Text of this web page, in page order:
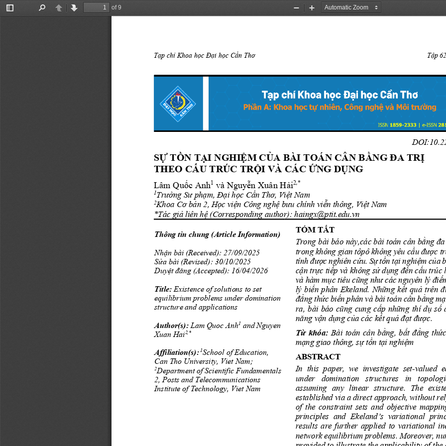
Toggle
PreviousNext
of 9
Zoom
Zoom
Tạp chí Khoa học Đ ạ
i học Cần Thơ Tập
DOI:
SỰ TỒN TẠI NGHIỆM CỦA BÀI TOÁN CÂN BẰNG ĐA TRỊ
THEO CẤU TRÚC TRỘI VÀ CÁC ỨNG DỤNG
Lâm Quốc Anh1 và Nguyễn Xuân Hải2 *
1Trư ờng Sư phạm, Đ ạ
i học Cần Thơ, Việt Nam
2Khoa Cơ bản 2, Học viện Công nghệ bưu chính viễn thông, Việt Nam
*Tác giả liên hệ (Corresponding author) : haingx@ptit.edu.vn
Thông tin chung (Article Information)
Nhận bài (Received): 27/09/2025
Sửa bài (Revised): 30/10/2025
Duyệt đăng (Accepted): 16/04/2026
Title: Existence of solutions to set
equilibrium problems under domination
structure and applications
Author(s): Lam Quoc Anh 1 and Nguyen
Xuan Hai2,*
Affiliation(s): 1School of Education,
Can Tho University, Viet Nam;
2Department of Scientific Fundamentals
2, Posts and Telecommunications
Institute of Technology, Viet Nam
TÓM TẮT
Trong bài báo này, các bài toán cân bằng
trong không gian tôpô không yêu cầu được
tính được nghiên cứu. Sự tồn tại nghiệm của
cận trực tiếp và không sử dụng đến cấu
và hàm mục tiêu cũng như các nguyên lý
lý biến phân Ekeland. Những kết quả trên
đẳng thức biến phân và bài toán cân bằng
ra, bài báo cũng cung cấp những thí dụ số
năng vận dụng của các kết quả đạt được.
Từ khóa: Bài toán cân bằng, bất đẳng
mạng giao thông, sự tồn tại nghiệm
ABSTRACT
In  this  paper,  we  investigate  set-valued
under   domination   structures   in
assuming  any  linear  structure.  The
established via a direct approach, without
of  the constraint sets and objective
principles  and  Ekeland’s  variational
results  are  further  applied  to  variational
network equilibrium problems. Moreover,